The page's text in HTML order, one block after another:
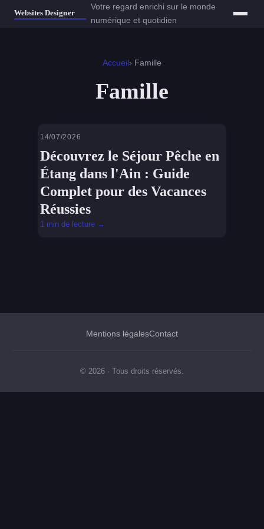
Votre regard enrichi sur le monde
numérique et quotidien
Accueil › Famille
Famille
FAMILLE
14/07/2026
Découvrez le Séjour Pêche en
Étang dans l'Ain : Guide
Complet pour des Vacances
Réussies
1 min de lecture →
Mentions légalesContact
© 2026 · Tous droits réservés.